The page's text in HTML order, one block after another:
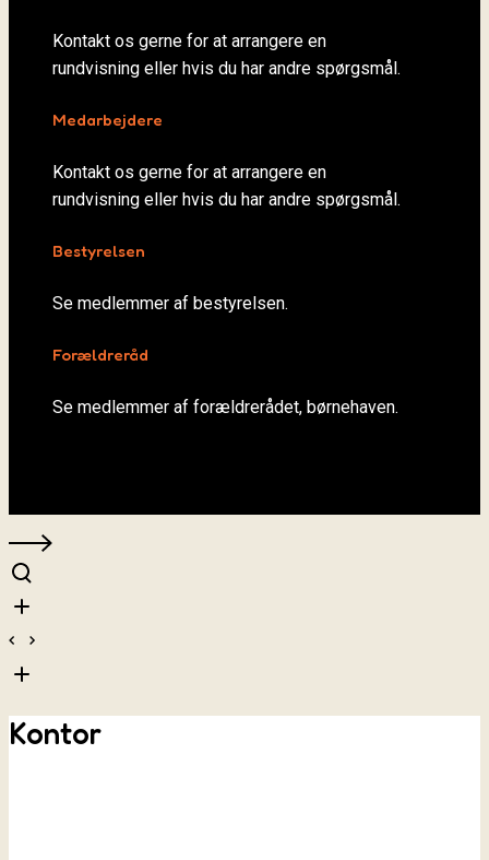
Kontakt os gerne for at arrangere en
rundvisning eller hvis du har andre spørgsmål.
Medarbejdere
Kontakt os gerne for at arrangere en
rundvisning eller hvis du har andre spørgsmål.
Bestyrelsen
Se medlemmer af bestyrelsen.
Forældreråd
Se medlemmer af forældrerådet, børnehaven.
Kontor